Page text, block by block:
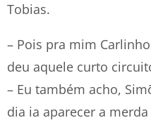
Tobias.
– Pois pra mim
deu aquele curto
– Eu também acho,
dia ia aparecer a